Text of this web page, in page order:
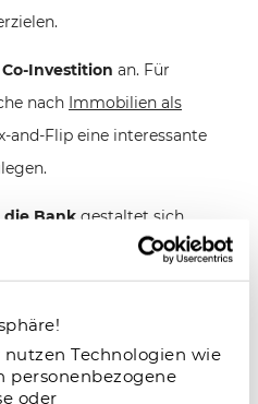
Technologien wie
personenbezogene
oder
Co-Investition an. Für
nach Immobilien als
and-Flip eine interessante
Bank gestaltet sich
Nur wenige Banken
Beachten Sie zudem,
Eigenkapital
ein Darlehen infrage zu